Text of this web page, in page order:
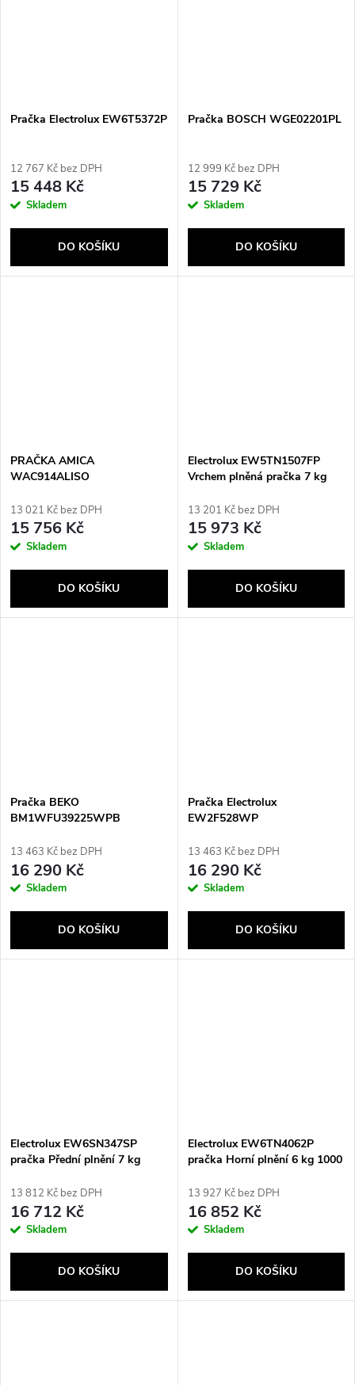
Pračka Electrolux EW6T5372P
12 767 Kč bez DPH
15 448 Kč
Skladem
DO KOŠÍKU
Pračka BOSCH WGE02201PL
12 999 Kč bez DPH
15 729 Kč
Skladem
DO KOŠÍKU
PRAČKA AMICA
WAC914ALISO
13 021 Kč bez DPH
15 756 Kč
Skladem
DO KOŠÍKU
Electrolux EW5TN1507FP
Vrchem plněná pračka 7 kg
13 201 Kč bez DPH
15 973 Kč
Skladem
DO KOŠÍKU
Pračka BEKO
BM1WFU39225WPB
13 463 Kč bez DPH
16 290 Kč
Skladem
DO KOŠÍKU
Pračka Electrolux
EW2F528WP
13 463 Kč bez DPH
16 290 Kč
Skladem
DO KOŠÍKU
Electrolux EW6SN347SP
pračka Přední plnění 7 kg
13 812 Kč bez DPH
16 712 Kč
Skladem
DO KOŠÍKU
Electrolux EW6TN4062P
pračka Horní plnění 6 kg 1000
13 927 Kč bez DPH
16 852 Kč
Skladem
DO KOŠÍKU